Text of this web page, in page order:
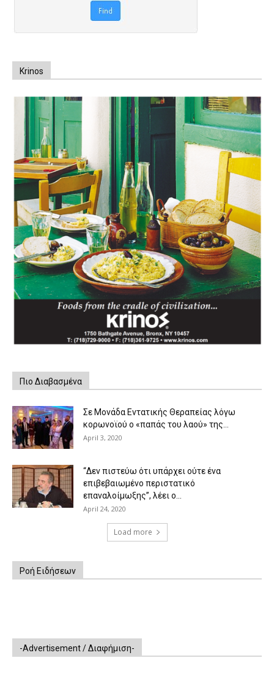
Krinos
Πιο Διαβασμένα
Σε Μονάδα Εντατικής Θεραπείας λόγω
κορωνοϊού ο «παπάς του λαού» της...
April 3, 2020
“Δεν πιστεύω ότι υπάρχει ούτε ένα
επιβεβαιωμένο περιστατικό
επαναλοίμωξης”, λέει ο...
April 24, 2020
Load more
Ροή Ειδήσεων
-Advertisement / Διαφήμιση-